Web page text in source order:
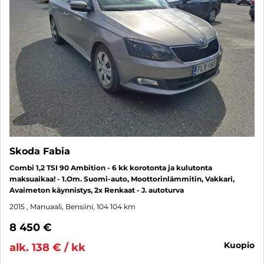
Skoda Fabia
Combi 1,2 TSI 90 Ambition - 6 kk korotonta ja kulutonta
maksuaikaa! - 1.Om. Suomi-auto, Moottorinlämmitin, Vakkari,
Avaimeton käynnistys, 2x Renkaat - J. autoturva
2015 , Manuaali, Bensiini, 104 104 km
8 450 €
alk. 138 € / kk
kuopio